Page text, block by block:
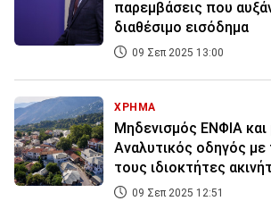
παρεμβάσεις που
διαθέσιμο εισόδημα
09 Σεπ 2025 13:00
ΧΡΗΜΑ
Μηδενισμός ΕΝΦΙΑ
Αναλυτικός οδηγός με
τους ιδιοκτήτες
09 Σεπ 2025 12:51